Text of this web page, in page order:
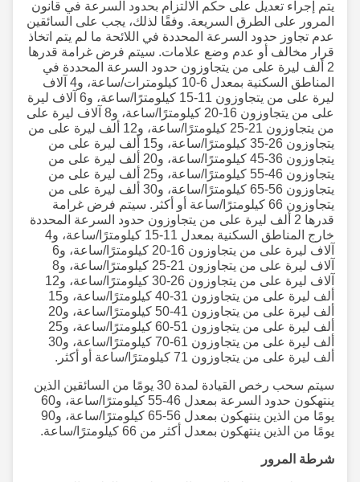
يتم إجراء تعديل على حكم الالتزام بحدود السرعة في قانون
المرور على الطرق السريعة. وفقًا لذلك، يجب على السائقين
عدم تجاوز حدود السرعة المحددة في اللائحة ما لم يتم اتخاذ
قرار مخالف أو عدم وضع علامات. سيتم فرض غرامة قدرها
2 ألف ليرة على من يتجاوزون حدود السرعة المحددة في
المناطق السكنية بمعدل 6-10 كيلومترات/ساعة، و4 آلاف
ليرة على من يتجاوزون 11-15 كيلومترًا/ساعة، و6 آلاف ليرة
على من يتجاوزون 16-20 كيلومترًا/ساعة، و8 آلاف ليرة على
من يتجاوزون 21-25 كيلومترًا/ساعة، و12 ألف ليرة على من
يتجاوزون 26-35 كيلومترًا/ساعة، و15 ألف ليرة على من
يتجاوزون 36-45 كيلومترًا/ساعة، و20 ألف ليرة على من
يتجاوزون 46-55 كيلومترًا/ساعة، و25 ألف ليرة على من
يتجاوزون 56-65 كيلومترًا/ساعة، و30 ألف ليرة على من
يتجاوزون 66 كيلومترًا/ساعة أو أكثر. سيتم فرض غرامة
قدرها 2 ألف ليرة على من يتجاوزون حدود السرعة المحددة
خارج المناطق السكنية بمعدل 11-15 كيلومترًا/ساعة، و4
آلاف ليرة على من يتجاوزون 16-20 كيلومترًا/ساعة، و6
آلاف ليرة على من يتجاوزون 21-25 كيلومترًا/ساعة، و8
آلاف ليرة على من يتجاوزون 26-30 كيلومترًا/ساعة، و12
ألف ليرة على من يتجاوزون 31-40 كيلومترًا/ساعة، و15
ألف ليرة على من يتجاوزون 41-50 كيلومترًا/ساعة، و20
ألف ليرة على من يتجاوزون 51-60 كيلومترًا/ساعة، و25
ألف ليرة على من يتجاوزون 61-70 كيلومترًا/ساعة، و30
ألف ليرة على من يتجاوزون 71 كيلومترًا/ساعة أو أكثر.
سيتم سحب رخص القيادة لمدة 30 يومًا من السائقين الذين
ينتهكون حدود السرعة بمعدل 46-55 كيلومترًا/ساعة، و60
يومًا من الذين ينتهكون بمعدل 56-65 كيلومترًا/ساعة، و90
يومًا من الذين ينتهكون بمعدل أكثر من 66 كيلومترًا/ساعة.
شرطة المرور